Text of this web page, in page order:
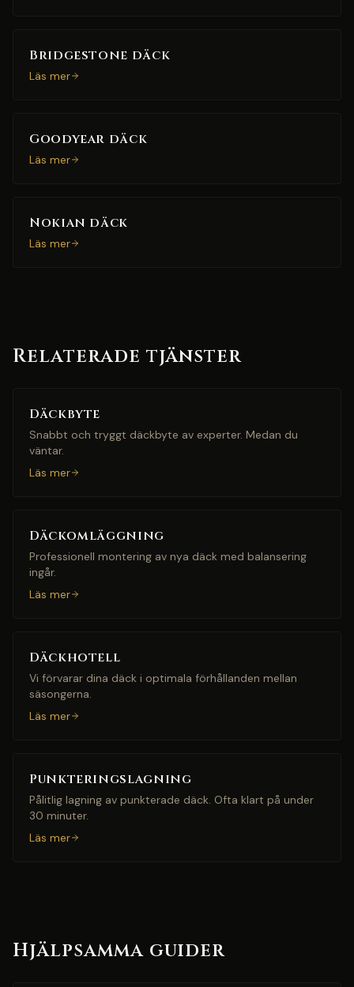
Bridgestone däck
Läs mer
Goodyear däck
Läs mer
Nokian däck
Läs mer
Relaterade tjänster
Däckbyte
Snabbt och tryggt däckbyte av experter. Medan du
väntar.
Läs mer
Däckomläggning
Professionell montering av nya däck med balansering
ingår.
Läs mer
Däckhotell
Vi förvarar dina däck i optimala förhållanden mellan
säsongerna.
Läs mer
Punkteringslagning
Pålitlig lagning av punkterade däck. Ofta klart på under
30 minuter.
Läs mer
Hjälpsamma guider